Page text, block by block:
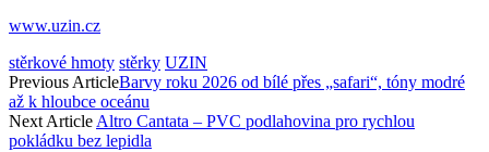
www.uzin.cz
stěrkové hmoty stěrky UZIN
Previous ArticleBarvy roku 2026 od bílé přes „safari“, tóny modré
až k hloubce oceánu
Next ArticleAltro Cantata – PVC podlahovina pro rychlou
pokládku bez lepidla